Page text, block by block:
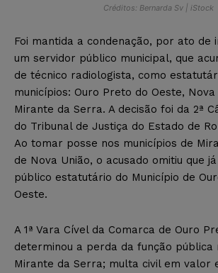
Créditos: Bernarda Sv | iStock
Foi mantida a condenação, por ato de
um servidor público municipal, que
de técnico radiologista, como
municípios: Ouro Preto do Oeste, Nova
Mirante da Serra. A decisão foi da 2ª
do Tribunal de Justiça do Estado de
Ao tomar posse nos municípios de
de Nova União, o acusado omitiu que
público estatutário do Município de
Oeste.
A 1ª Vara Cível da Comarca de Ouro
determinou a perda da função pública
Mirante da Serra; multa civil em valor